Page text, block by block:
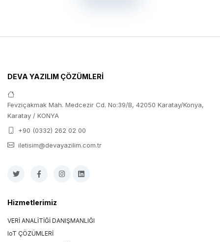
DEVA YAZILIM ÇÖZÜMLERİ
Fevziçakmak Mah. Medcezir Cd. No:39/B, 42050 Karatay/Konya,
Karatay / KONYA
+90 (0332) 262 02 00
iletisim@devayazilim.com.tr
Hizmetlerimiz
VERİ ANALİTİĞİ DANIŞMANLIĞI
IoT ÇÖZÜMLERİ